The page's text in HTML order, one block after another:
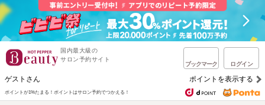
国内最大級の
サロン予約サイト
ブックマーク ログイン
ゲストさん ポイントを表示する
ポイントが1%たまる！ ポイントはサロン予約でつかえる！